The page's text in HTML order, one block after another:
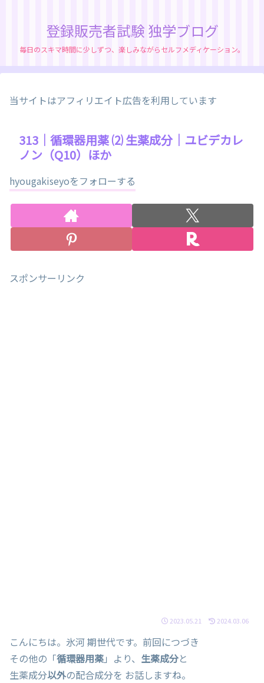
登録販売者試験 独学ブログ
毎日のスキマ時間に少しずつ、楽しみながらセルフメディケーション。
当サイトはアフィリエイト広告を利用しています
313｜循環器用薬 ⑵ 生薬成分｜ユビデカレ
ノン（Q10）ほか
hyougakiseyoをフォローする
スポンサーリンク
2023.05.21 2024.03.06
こんにちは。氷河 期世代です。前回につづき
その他の「循環器用薬」より、 生薬成分と
生薬成分以外の配合成分を お話しますね。